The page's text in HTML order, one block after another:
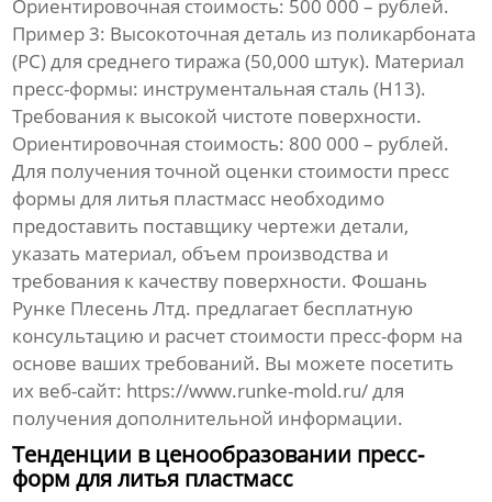
Ориентировочная стоимость: 500 000 – рублей.
Пример 3: Высокоточная деталь из поликарбоната
(PC) для среднего тиража (50,000 штук). Материал
пресс-формы: инструментальная сталь (H13).
Требования к высокой чистоте поверхности.
Ориентировочная стоимость: 800 000 – рублей.
Для получения точной оценки стоимости пресс
формы для литья пластмасс необходимо
предоставить поставщику чертежи детали,
указать материал, объем производства и
требования к качеству поверхности. Фошань
Рунке Плесень Лтд. предлагает бесплатную
консультацию и расчет стоимости пресс-форм на
основе ваших требований. Вы можете посетить
их веб-сайт: https://www.runke-mold.ru/для
получения дополнительной информации.
Тенденции в ценообразовании пресс-
форм для литья пластмасс